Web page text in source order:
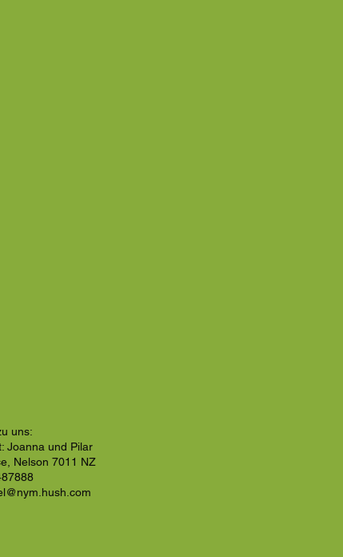
uns:
Joanna und Pilar
Nelson 7011 NZ